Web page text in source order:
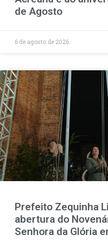
de Agosto
6 de agosto de 2026
Prefeito Zequinha
abertura do
Senhora da Glória